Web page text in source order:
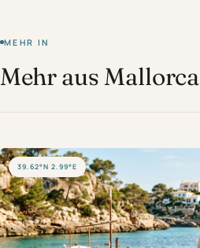
MEHR IN
Mehr aus Mallorca
39.62°N 2.99°E